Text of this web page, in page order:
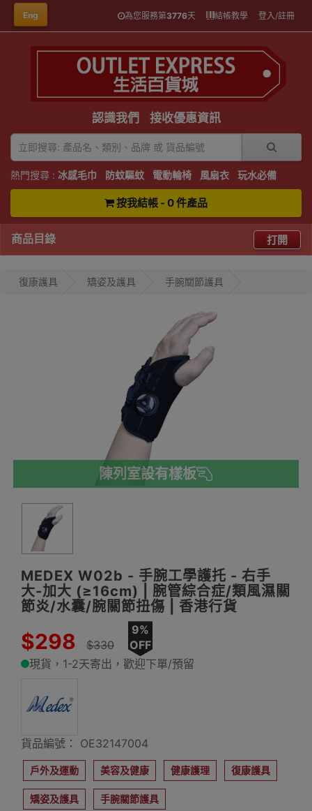
Eng 為您服務第3776天 結帳教學 登入/註冊
認識我們 接收優惠資訊
熱門搜尋 : 冰感毛巾 防蚊驅蚊 電動輪椅 風扇衣 玩水必備
按我結帳 - 0 件產品
商品目錄 打開
復康護具 矯姿及護具 手腕關節護具
陳列室設有樣板
MEDEX W02b - 手腕工學護托 - 右手
大-加大 (≥16cm) | 腕管綜合症/類風濕關
節炎/水囊/腕關節扭傷 | 香港行貨
$298 $330
9%
OFF
現貨，1-2天寄出，歡迎下單/預留
貨品編號： OE32147004
戶外及運動 美容及健康 健康護理 復康護具
矯姿及護具 手腕關節護具